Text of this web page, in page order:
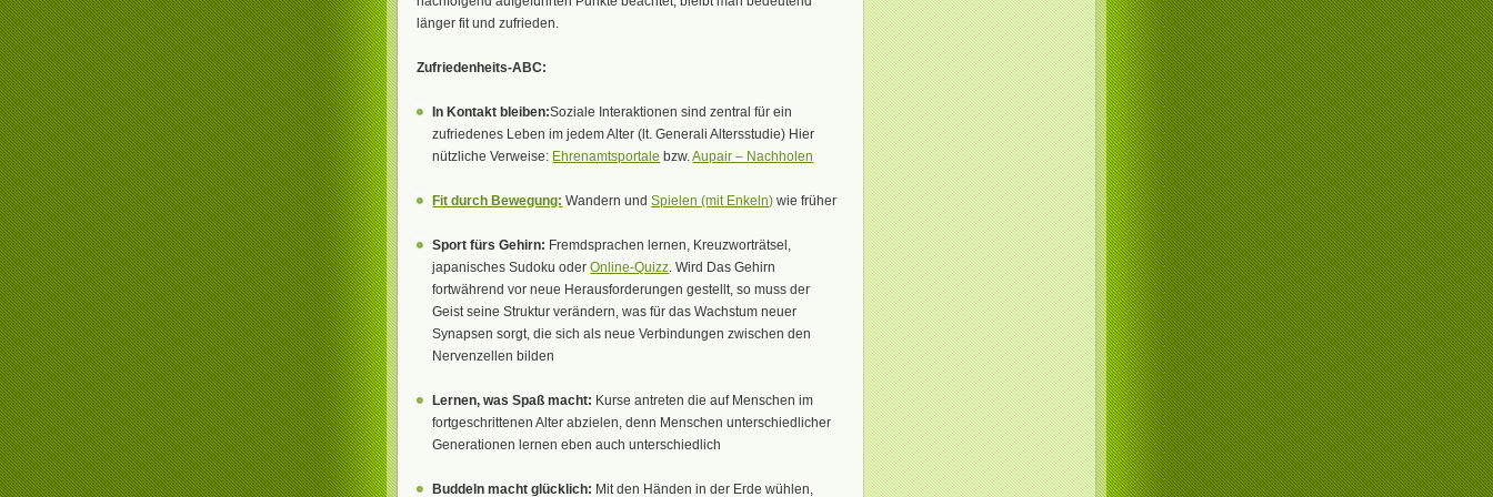
länger fit und zufrieden.
Zufriedenheits-ABC:
In Kontakt bleiben:Soziale Interaktionen sind zentral für ein
zufriedenes Leben im jedem Alter (lt. Generali Altersstudie) Hier
nützliche Verweise: Ehrenamtsportale bzw.Aupair – Nachholen
Fit durch Bewegung: Wandern undSpielen (mit Enkeln) wie früher
Sport fürs Gehirn: Fremdsprachen lernen, Kreuzworträtsel,
japanisches Sudoku oderOnline-Quizz. Wird Das Gehirn
fortwährend vor neue Herausforderungen gestellt, so muss der
Geist seine Struktur verändern, was für das Wachstum neuer
Synapsen sorgt, die sich als neue Verbindungen zwischen den
Nervenzellen bilden
Lernen, was Spaß macht: Kurse antreten die auf Menschen im
fortgeschrittenen Alter abzielen, denn Menschen unterschiedlicher
Generationen lernen eben auch unterschiedlich
Buddeln macht glücklich: Mit den Händen in der Erde wühlen,